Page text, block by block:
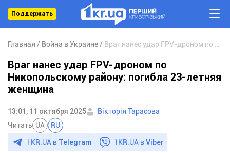
Поддержать
Главная Война в Украине
Враг нанес удар FPV-дроном по
Никопольскому району: погибла 23-летняя
женщина
13:01, 11 октября 2025
Вікторія Тарасова
Читать UA RU
1KR.UA в Telegram 1KR.UA вViber